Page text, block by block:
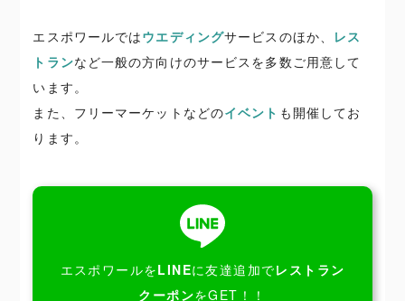
エスポワールではウエディングサービスのほか、 レス
トランなど一般の方向けのサービスを多数ご用意して
います。
また、フリーマーケットなどのイベント も開催してお
ります。
エスポワールをLINEに友達追加でレストラン
クーポンをGET！！